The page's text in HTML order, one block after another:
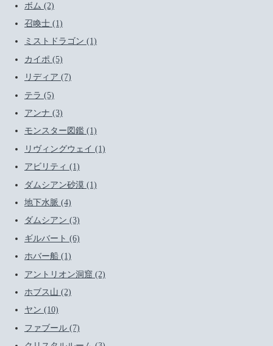
ボム (2)
召喚士 (1)
ミストドラゴン (1)
カイポ (5)
リディア (7)
テラ (5)
アンナ (3)
モンスター図鑑 (1)
リヴィングウェイ (1)
アビリティ (1)
ダムシアン砂漠 (1)
地下水脈 (4)
ダムシアン (3)
ギルバート (6)
ホバー船 (1)
アントリオン洞窟 (2)
ホブス山 (2)
ヤン (10)
ファブール (7)